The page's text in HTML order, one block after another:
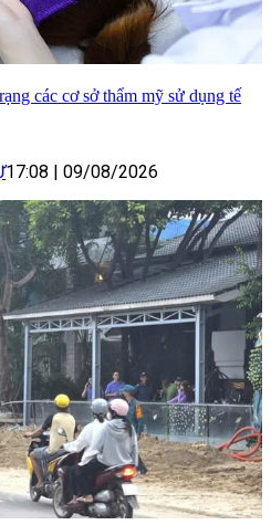
các cơ sở thẩm mỹ sử dụng tế
17:08 09/08/2026